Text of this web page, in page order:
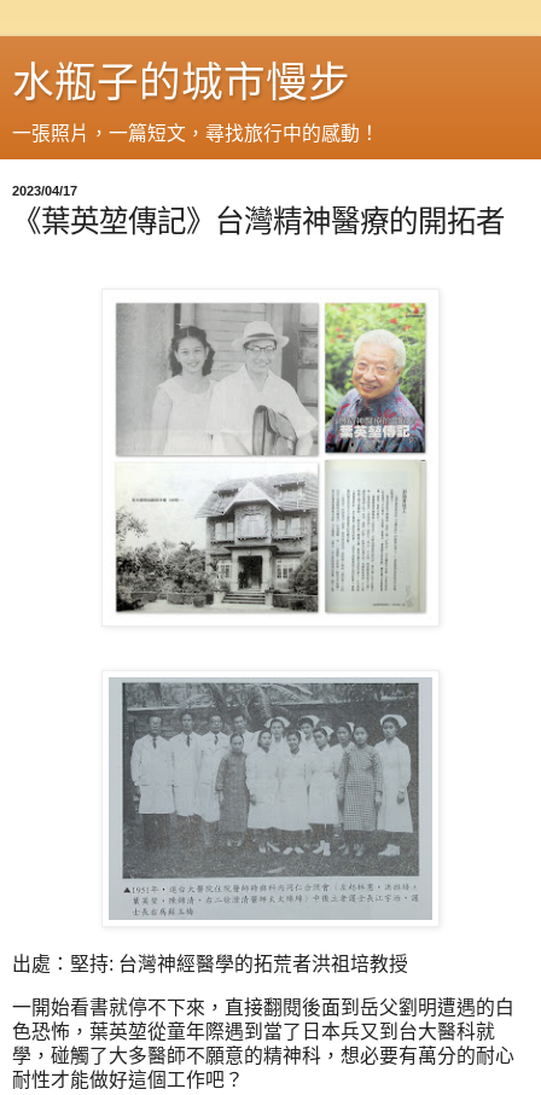
水瓶子的城市慢步
一張照片，一篇短文，尋找旅行中的感動！
2023/04/17
《葉英堃傳記》台灣精神醫療的開拓者
出處：堅持: 台灣神經醫學的拓荒者洪祖培教授
一開始看書就停不下來，直接翻閱後面到岳父劉明遭遇的白
色恐怖，葉英堃從童年際遇到當了日本兵又到台大醫科就
學，碰觸了大多醫師不願意的精神科，想必要有萬分的耐心
耐性才能做好這個工作吧？